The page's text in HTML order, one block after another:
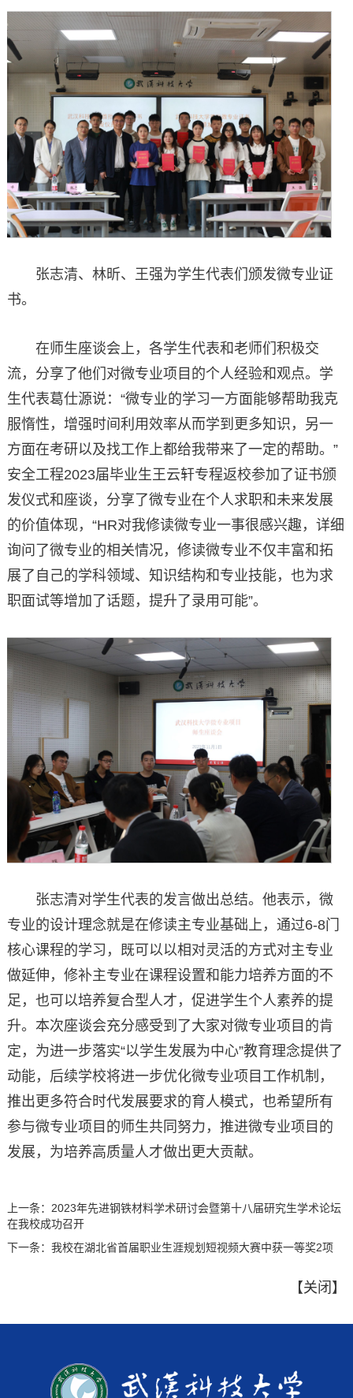
张志清、林昕、王强为学生代表们颁发微专业证
书。
在师生座谈会上，各学生代表和老师们积极交
流，分享了他们对微专业项目的个人经验和观点。学
生代表葛仕源说：“微专业的学习一方面能够帮助我克
服惰性，增强时间利用效率从而学到更多知识，另一
方面在考研以及找工作上都给我带来了一定的帮助。”
安全工程2023届毕业生王云轩专程返校参加了证书颁
发仪式和座谈，分享了微专业在个人求职和未来发展
的价值体现，“HR对我修读微专业一事很感兴趣，详细
询问了微专业的相关情况，修读微专业不仅丰富和拓
展了自己的学科领域、知识结构和专业技能，也为求
职面试等增加了话题，提升了录用可能”。
张志清对学生代表的发言做出总结。他表示，微
专业的设计理念就是在修读主专业基础上，通过6-8门
核心课程的学习，既可以以相对灵活的方式对主专业
做延伸，修补主专业在课程设置和能力培养方面的不
足，也可以培养复合型人才，促进学生个人素养的提
升。本次座谈会充分感受到了大家对微专业项目的肯
定，为进一步落实“以学生发展为中心”教育理念提供了
动能，后续学校将进一步优化微专业项目工作机制，
推出更多符合时代发展要求的育人模式，也希望所有
参与微专业项目的师生共同努力，推进微专业项目的
发展，为培养高质量人才做出更大贡献。
上一条： 2023年先进钢铁材料学术研讨会暨第十八届研究生学术论坛
在我校成功召开
下一条： 我校在湖北省首届职业生涯规划短视频大赛中获一等奖2项
【关闭 】